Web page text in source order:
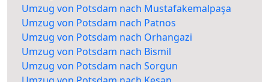
Umzug von Potsdam nach Mustafakemalpaşa
Umzug von Potsdam nach Patnos
Umzug von Potsdam nach Orhangazi
Umzug von Potsdam nach Bismil
Umzug von Potsdam nach Sorgun